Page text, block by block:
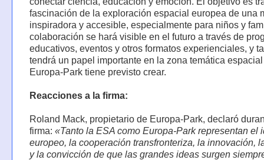
fascinación de la exploración espacial europea de una
inspiradora y accesible, especialmente para niños y
colaboración se hará visible en el futuro a través de
educativos, eventos y otros formatos experienciales, y
tendrá un papel importante en la zona temática
Europa-Park tiene previsto crear.
Reacciones a la firma:
Roland Mack, propietario de Europa-Park, declaró
firma: «Tanto la ESA como Europa-Park representan el
europeo, la cooperación transfronteriza, la innovación,
y la convicción de que las grandes ideas surgen